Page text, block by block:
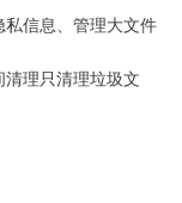
私信息、管理大文件
清理只清理垃圾文